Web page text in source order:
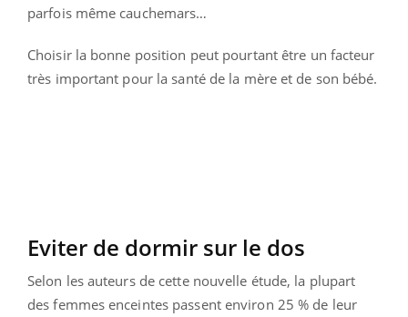
parfois même cauchemars…
Choisir la bonne position peut pourtant être un facteur
très important pour la santé de la mère et de son bébé.
Eviter de dormir sur le dos
Selon les auteurs de cette nouvelle étude, la plupart
des femmes enceintes passent environ 25 % de leur